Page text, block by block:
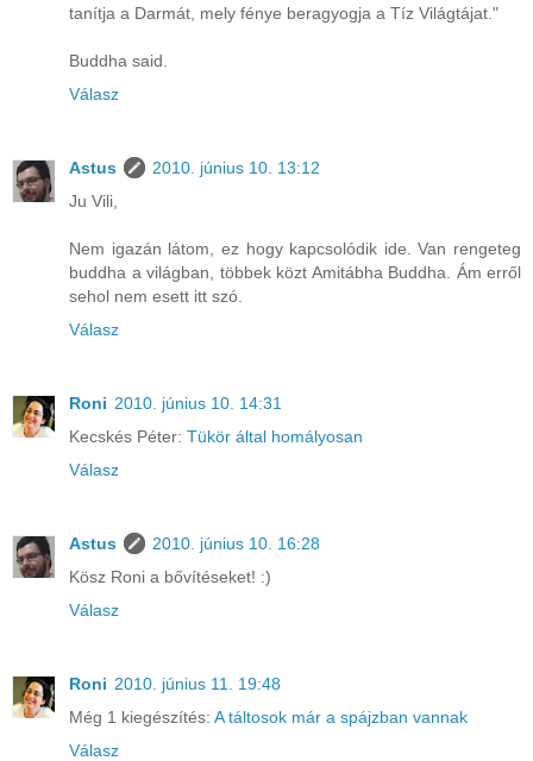
tanítja a Darmát, mely fénye beragyogja a Tíz Világtájat."
Buddha said.
Válasz
Astus
2010. június 10. 13:12
Ju Vili,
Nem igazán látom, ez hogy kapcsolódik ide. Van rengeteg
buddha a világban, többek közt Amitábha Buddha. Ám erről
sehol nem esett itt szó.
Válasz
Roni 2010. június 10. 14:31
Kecskés Péter: Tükör által homályosan
Válasz
Astus
2010. június 10. 16:28
Kösz Roni a bővítéseket! :)
Válasz
Roni 2010. június 11. 19:48
Még 1 kiegészítés: A táltosok már a spájzban vannak
Válasz